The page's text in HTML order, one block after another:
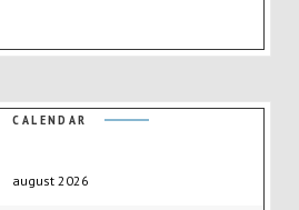
CALENDAR
august 2026